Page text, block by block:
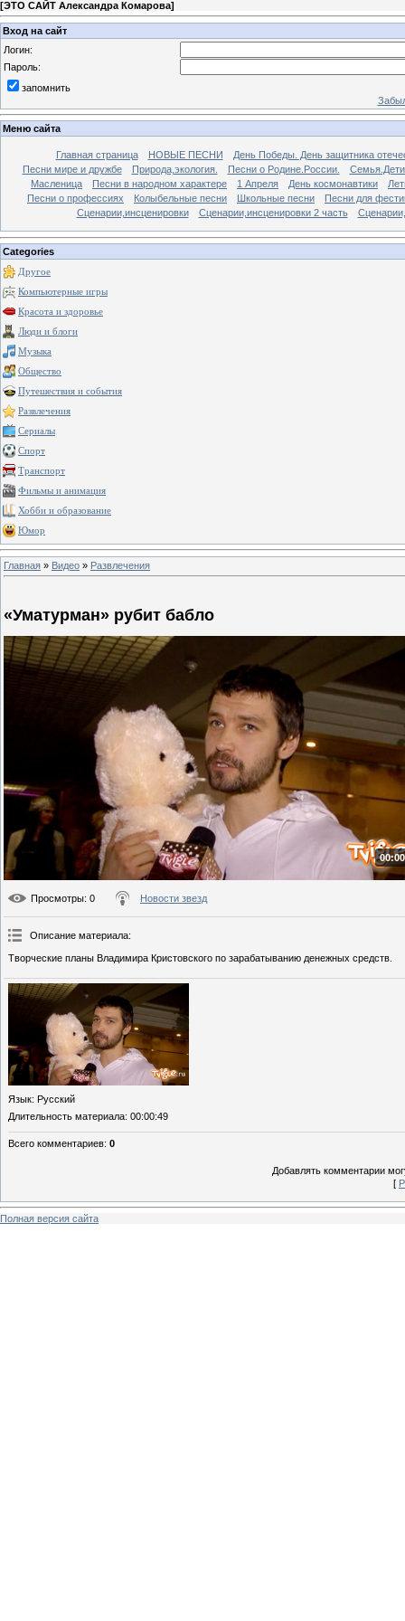
[ЭТО САЙТ Александра Комарова]
Вход на сайт
Логин:
Пароль:
запомнить
Меню сайта
Главная страница НОВЫЕ ПЕСНИ
День Победы. День защитника
Песни мире и дружбе
Природа,экология. Песни о Родине.России.
Масленица
Песни в народном характере 1 Апреля День космонавтики
Песни о профессиях
Колыбельные песни Школьные песни
Песни для
Сценарии,инсценировки
Сценарии,инсценировки 2 часть
Categories
Другое
Компьютерные игры
Красота и здоровье
Люди и блоги
Музыка
Общество
Путешествия и события
Развлечения
Сериалы
Спорт
Транспорт
Фильмы и анимация
Хобби и образование
Юмор
Главная » Видео » Развлечения
«Уматурман» рубит бабло
Просмотры: 0 Новости звезд
Описание материала:
Творческие планы Владимира Кристовского по зарабатыванию денежных средств.
Язык: Русский
Длительность материала: 00:00:49
Всего комментариев: 0
Добавлять комментарии
[
Полная версия сайта